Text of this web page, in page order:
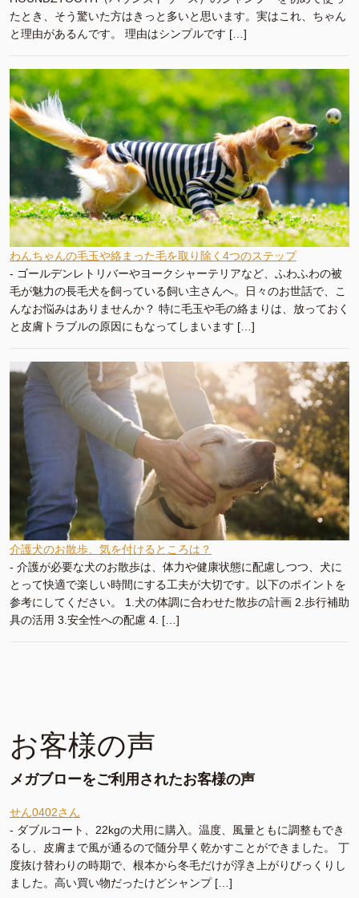
たとき、そう驚いた方はきっと多いと思います。実はこれ、ちゃん
と理由があるんです。 理由はシンプルです […]
わんちゃんの毛玉や絡まった毛を取り除く4つのステップ
- ゴールデンレトリバーやヨークシャーテリアなど、ふわふわの被
毛が魅力の長毛犬を飼っている飼い主さんへ。日々のお世話で、こ
んなお悩みはありませんか？ 特に毛玉や毛の絡まりは、放っておく
と皮膚トラブルの原因にもなってしまいます […]
介護犬のお散歩、気を付けるところは？
- 介護が必要な犬のお散歩は、体力や健康状態に配慮しつつ、犬に
とって快適で楽しい時間にする工夫が大切です。以下のポイントを
参考にしてください。 1.犬の体調に合わせた散歩の計画 2.歩行補助
具の活用 3.安全性への配慮 4. […]
お客様の声
メガブローをご利用されたお客様の声
せん0402さん
- ダブルコート、22kgの犬用に購入。温度、風量ともに調整もでき
るし、皮膚まで風が通るので随分早く乾かすことができました。 丁
度抜け替わりの時期で、根本から冬毛だけが浮き上がりびっくりし
ました。高い買い物だったけどシャンプ […]